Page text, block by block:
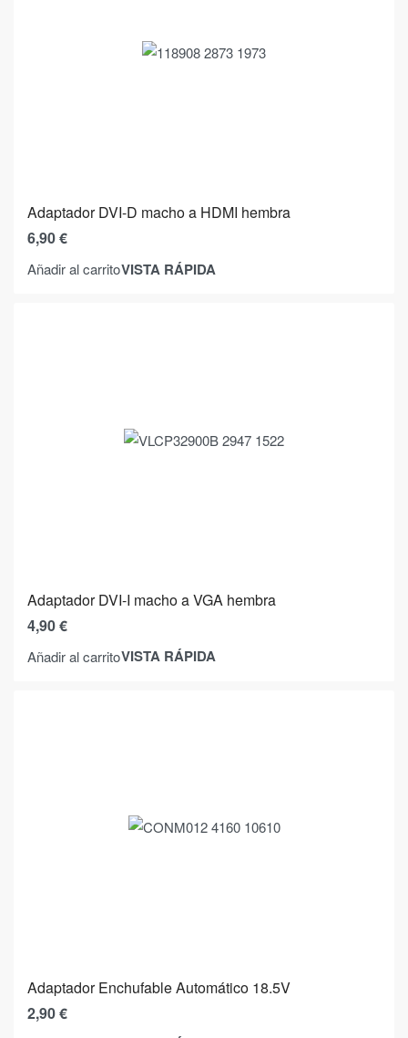
Adaptador DVI-D macho a HDMI hembra
6,90€
Añadir al carritoVISTA RÁPIDA
Adaptador DVI-I macho a VGA hembra
4,90€
Añadir al carritoVISTA RÁPIDA
Adaptador Enchufable Automático 18.5V
2,90€